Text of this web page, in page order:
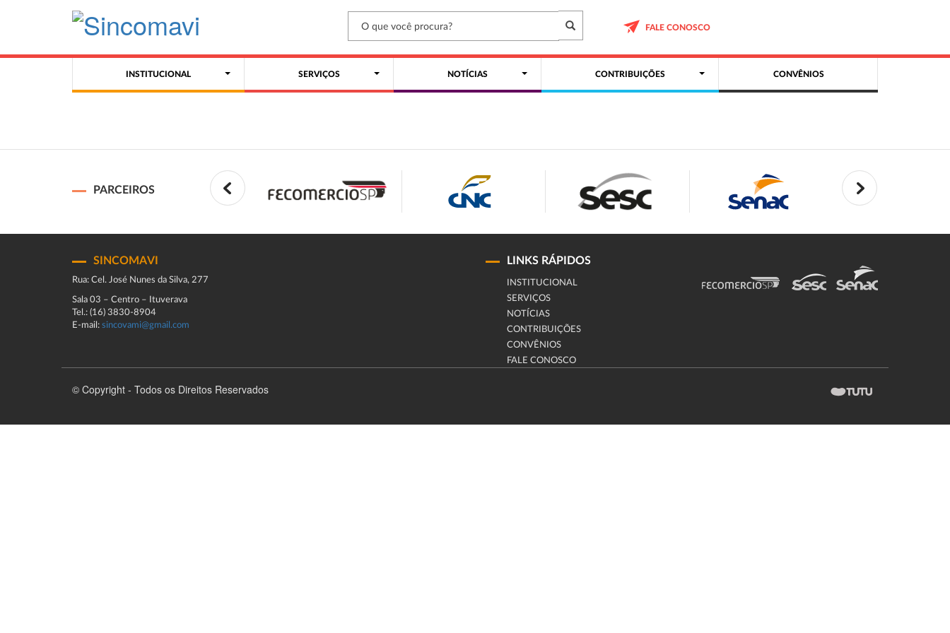
FALE CONOSCO
INSTITUCIONAL SERVIÇOS NOTÍCIAS CONTRIBUIÇÕES CONVÊNIOS
PARCEIROS
SINCOMAVI
Rua: Cel. José Nunes da Silva, 277
Sala 03 – Centro – Ituverava
Tel.: (16) 3830-8904
E-mail: sincovami@gmail.com
LINKS RÁPIDOS
INSTITUCIONAL
SERVIÇOS
NOTÍCIAS
CONTRIBUIÇÕES
CONVÊNIOS
FALE CONOSCO
© Copyright - Todos os Direitos Reservados